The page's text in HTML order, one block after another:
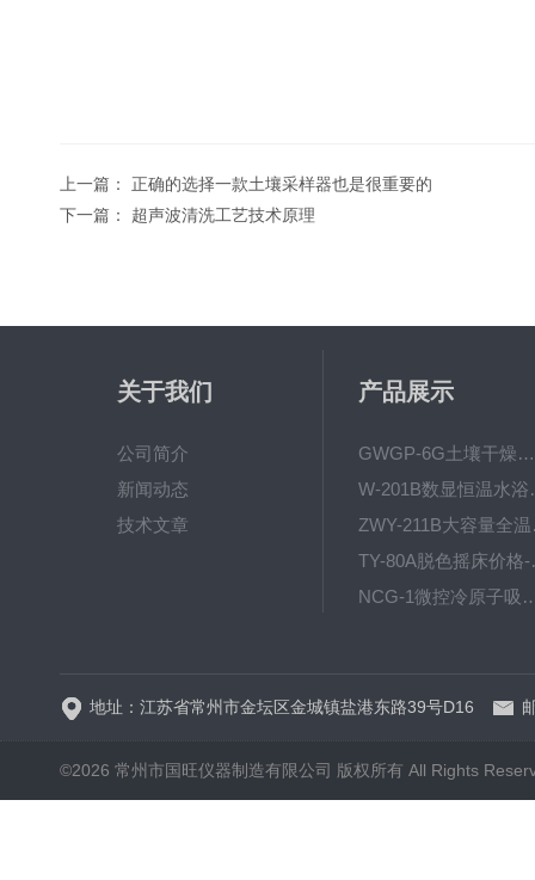
上一篇： 正确的选择一款土壤采样器也是很重要的
下一篇： 超声波清洗工艺技术原理
关于我们
公司简介
新闻动态
技术文章
产品展示
GWGP-6G土壤干燥柜-干燥箱/干燥机
W-
TY-
NCG-1微控冷
地址：江苏省常州市金坛区金城镇盐港东路39号D16
©2026 常州市国旺仪器制造有限公司 版权所有 All Rights